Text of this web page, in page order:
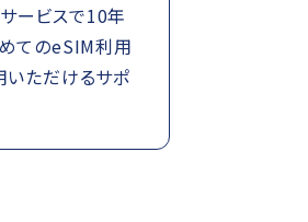
ービスで10年
てのeSIM利用
いただけるサポ